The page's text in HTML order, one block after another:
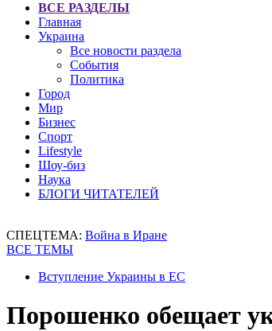
ВСЕ РАЗДЕЛЫ
Главная
Украина
Все новости раздела
События
Политика
Город
Мир
Бизнес
Спорт
Lifestyle
Шоу-биз
Наука
БЛОГИ ЧИТАТЕЛЕЙ
СПЕЦТЕМА: Война в Иране
ВСЕ ТЕМЫ
Вступление Украины в ЕС
Порошенко обещает